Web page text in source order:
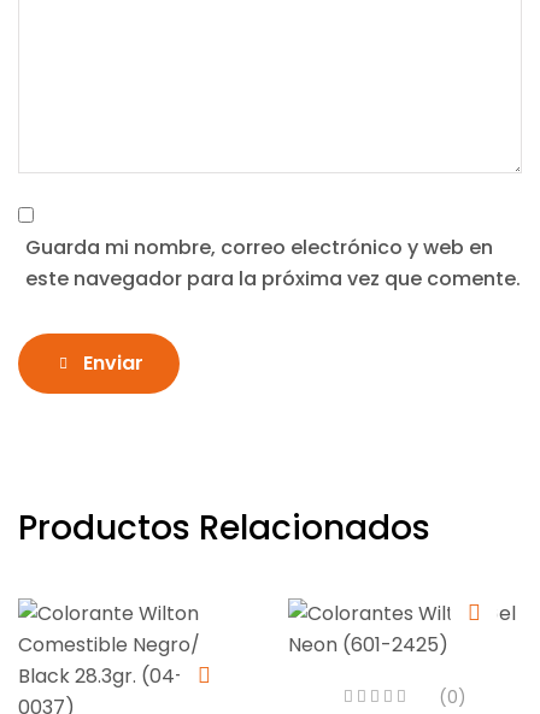
Guarda mi nombre, correo electrónico y web en
este navegador para la próxima vez que comente.
Enviar
Productos Relacionados
(0)